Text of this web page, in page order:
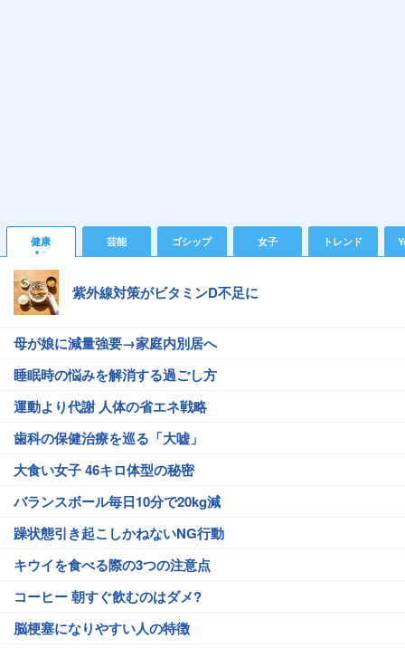
健康 芸能 ゴシップ 女子 トレンド
紫外線対策がビタミンD不足に
母が娘に減量強要→家庭内別居へ
睡眠時の悩みを解消する過ごし方
運動より代謝 人体の省エネ戦略
歯科の保健治療を巡る「大嘘」
大食い女子 46キロ体型の秘密
バランスボール毎日10分で20kg減
躁状態引き起こしかねないNG行動
キウイを食べる際の3つの注意点
コーヒー 朝すぐ飲むのはダメ?
脳梗塞になりやすい人の特徴